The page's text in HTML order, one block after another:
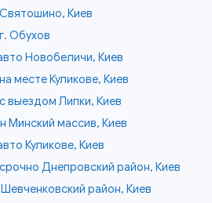
Киев
Обухов
Новобеличи, Киев
месте Куликове, Киев
выездом Липки, Киев
Минский массив, Киев
Куликове, Киев
Днепровский район, Киев
район, Киев